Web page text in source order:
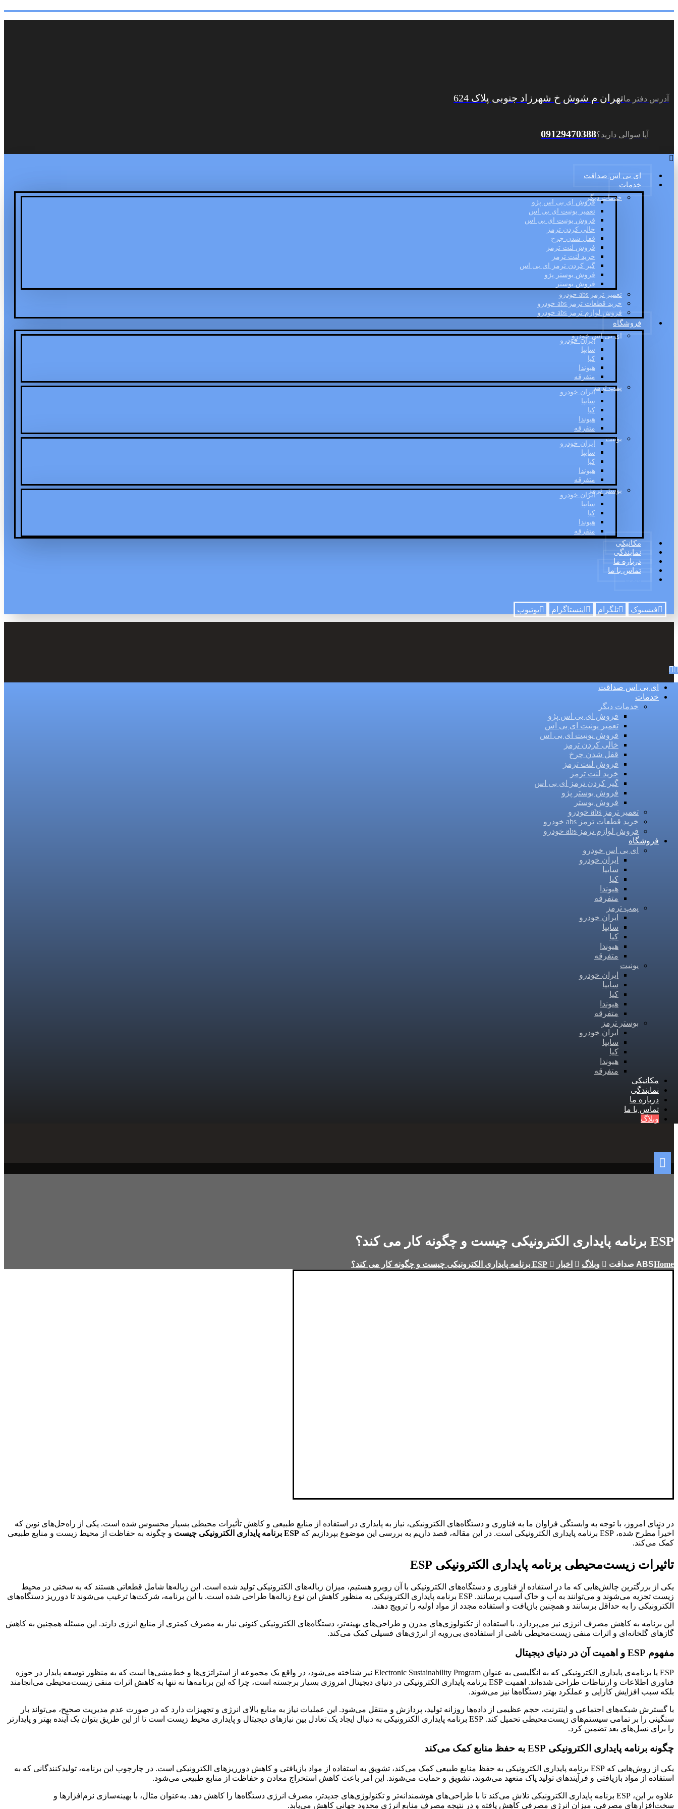
آدرس دفتر ماتهران م شوش خ شهرزاد جنوبی پلاک 624
آیا سوالی دارید؟09129470388
ای بی اس صداقت
خدمات
خدمات دیگر
فروش ای بی اس پژو
تعمیر یونیت ای بی اس
فروش یونیت ای بی اس
خالی کردن ترمز
قفل شدن چرخ
فروش لنت ترمز
خرید لنت ترمز
گیر کردن ترمز ای بی اس
فروش بوستر پژو
فروش بوستر
تعمیر ترمز abs خودرو
خرید قطعات ترمز abs خودرو
فروش لوازم ترمز abs خودرو
فروشگاه
ای بی اس خودرو
ایران خودرو
سایپا
کیا
هیوندا
متفرقه
پمپ ترمز
ایران خودرو
سایپا
کیا
هیوندا
متفرقه
یونیت
ایران خودرو
سایپا
کیا
هیوندا
متفرقه
بوستر ترمز
ایران خودرو
سایپا
کیا
هیوندا
متفرقه
مکانیکی
نمایندگی
درباره ما
تماس با ما
فیسبوک تلگرام اینستاگرام یوتیوب
ای بی اس صداقت
خدمات
خدمات دیگر
فروش ای بی اس پژو
تعمیر یونیت ای بی اس
فروش یونیت ای بی اس
خالی کردن ترمز
قفل شدن چرخ
فروش لنت ترمز
خرید لنت ترمز
گیر کردن ترمز ای بی اس
فروش بوستر پژو
فروش بوستر
تعمیر ترمز abs خودرو
خرید قطعات ترمز abs خودرو
فروش لوازم ترمز abs خودرو
فروشگاه
ای بی اس خودرو
ایران خودرو
سایپا
کیا
هیوندا
متفرقه
پمپ ترمز
ایران خودرو
سایپا
کیا
هیوندا
متفرقه
یونیت
ایران خودرو
سایپا
کیا
هیوندا
متفرقه
بوستر ترمز
ایران خودرو
سایپا
کیا
هیوندا
متفرقه
مکانیکی
نمایندگی
درباره ما
تماس با ما
وبلاگ
ESP برنامه پایداری الکترونیکی چیست و چگونه کار می کند؟
Home وبلاگ اخبار ESP برنامه پایداری الکترونیکی چیست و چگونه کار می کند؟
در دنیای امروز، با توجه به وابستگی فراوان ما به فناوری و دستگاه‌های الکترونیکی، نیاز به پایداری در استفاده از منابع طبیعی و کاهش تأثیرات محیطی بسیار محسوس شده است. یکی از راه‌حل‌های نوین که
اخیراً مطرح شده، ESP برنامه پایداری الکترونیکی است. در این مقاله، قصد داریم به بررسی این موضوع بپردازیم که
ESP برنامه پایداری الکترونیکی چیست
و چگونه به حفاظت از محیط زیست و منابع طبیعی
کمک می‌کند.
تاثیرات زیست‌محیطی برنامه پایداری الکترونیکی
یکی از بزرگترین چالش‌هایی که ما در استفاده از فناوری و دستگاه‌های الکترونیکی با آن روبرو هستیم، میزان زباله‌های الکترونیکی تولید شده است. این زباله‌ها شامل قطعاتی هستند که به سختی در محیط
زیست تجزیه می‌شوند و می‌توانند به آب و خاک آسیب برسانند. ESP برنامه پایداری الکترونیکی به منظور کاهش این نوع زباله‌ها طراحی شده است. با این برنامه، شرکت‌ها ترغیب می‌شوند تا دورریز دستگاه‌های
الکترونیکی را به حداقل برسانند و همچنین بازیافت و استفاده مجدد از مواد اولیه را ترویج دهند.
این برنامه به کاهش مصرف انرژی نیز می‌پردازد. با استفاده از تکنولوژی‌های مدرن و طراحی‌های بهینه‌تر، دستگاه‌های الکترونیکی کنونی نیاز به مصرف کمتری از منابع انرژی دارند. این مسئله همچنین به کاهش
گازهای گلخانه‌ای و اثرات منفی زیست‌محیطی ناشی از استفاده‌ی بی‌رویه از انرژی‌های فسیلی کمک می‌کند.
مفهوم
ESP یا برنامه‌ی پایداری الکترونیکی که به انگلیسی به عنوان Electronic Sustainability Program نیز شناخته می‌شود، در واقع یک مجموعه از استراتژی‌ها و خط‌مشی‌ها است که به منظور توسعه پایدار در حوزه
فناوری اطلاعات و ارتباطات طراحی شده‌اند. اهمیت ESP برنامه پایداری الکترونیکی در دنیای دیجیتال امروزی بسیار برجسته است، چرا که این برنامه‌ها نه تنها به کاهش اثرات منفی زیست‌محیطی می‌انجامند
بلکه سبب افزایش کارایی و عملکرد بهتر دستگاه‌ها نیز می‌شوند.
با گسترش شبکه‌های اجتماعی و اینترنت، حجم عظیمی از داده‌ها روزانه تولید، پردازش و منتقل می‌شود. این عملیات نیاز به منابع بالای انرژی و تجهیزات دارد که در صورت عدم مدیریت صحیح، می‌تواند بار
سنگینی را بر تمامی سیستم‌های زیست‌محیطی تحمیل کند. ESP برنامه پایداری الکترونیکی به دنبال ایجاد یک تعادل بین نیازهای دیجیتال و پایداری محیط زیست است تا از این طریق بتوان یک آینده بهتر و پایدارتر
را برای نسل‌های بعد تضمین کرد.
چگونه برنامه پایداری الکترونیکی
یکی از روش‌هایی که ESP برنامه پایداری الکترونیکی به حفظ منابع طبیعی کمک می‌کند، تشویق به استفاده از مواد بازیافتی و کاهش دورریزهای الکترونیکی است. در چارچوب این برنامه، تولیدکنندگانی که به
استفاده از مواد بازیافتی و فرآیندهای تولید پاک متعهد می‌شوند، تشویق و حمایت می‌شوند. این امر باعث کاهش استخراج معادن و حفاظت از منابع طبیعی می‌شود.
علاوه بر این، ESP برنامه پایداری الکترونیکی تلاش می‌کند تا با طراحی‌های هوشمندانه‌تر و تکنولوژی‌های جدیدتر، مصرف انرژی دستگاه‌ها را کاهش دهد. به‌عنوان مثال، با بهینه‌سازی نرم‌افزارها و
سخت‌افزارهای مصرفی، میزان انرژی مصرفی کاهش یافته و در نتیجه مصرف منابع انرژی محدود جهانی کاهش می‌یابد.